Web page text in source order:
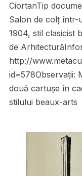
CiortanTip
Salon de colţ într-
1904, stil clasicist
de
http://
id=578Observații:
două cartuşe în
stilului beaux-arts